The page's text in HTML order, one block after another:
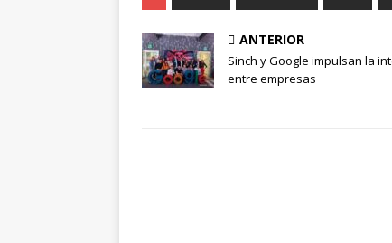
ANTERIOR
Sinch y Google impulsan la
entre empresas